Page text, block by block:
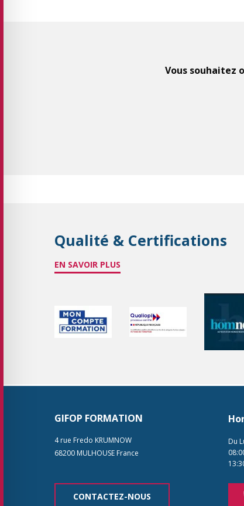
Vous souhaitez
Qualité & Certifications
EN SAVOIR PLUS
GIFOP FORMATION
4 rue Fredo KRUMNOW
68200 MULHOUSE France
CONTACTEZ-NOUS
Du